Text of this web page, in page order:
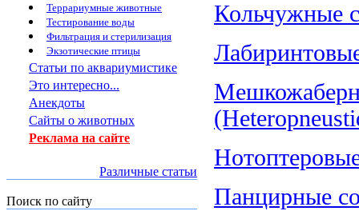
Террариумные животные
Тестирование воды
Фильтрация и стерилизация
Экзотические птицы
Статьи по аквариумистике
Это интересно...
Анекдоты
Сайты о животных
Реклама на сайте
Различные статьи
Поиск по сайту
Кольчужные
Панцирные